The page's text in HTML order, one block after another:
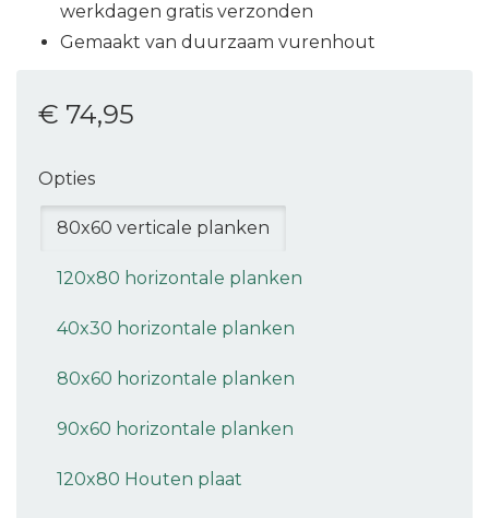
werkdagen gratis verzonden
Gemaakt van duurzaam vurenhout
€ 74,95
Opties
80x60 verticale planken
120x80 horizontale planken
40x30 horizontale planken
80x60 horizontale planken
90x60 horizontale planken
120x80 Houten plaat